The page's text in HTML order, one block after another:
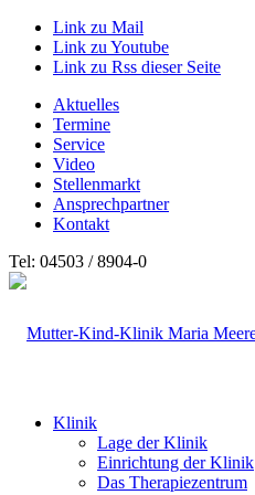
Link zu Mail
Link zu Youtube
Link zu Rss dieser Seite
Aktuelles
Termine
Service
Video
Stellenmarkt
Ansprechpartner
Kontakt
Tel: 04503 / 8904-0
Klinik
Lage der Klinik
Einrichtung der Klinik
Das Therapiezentrum